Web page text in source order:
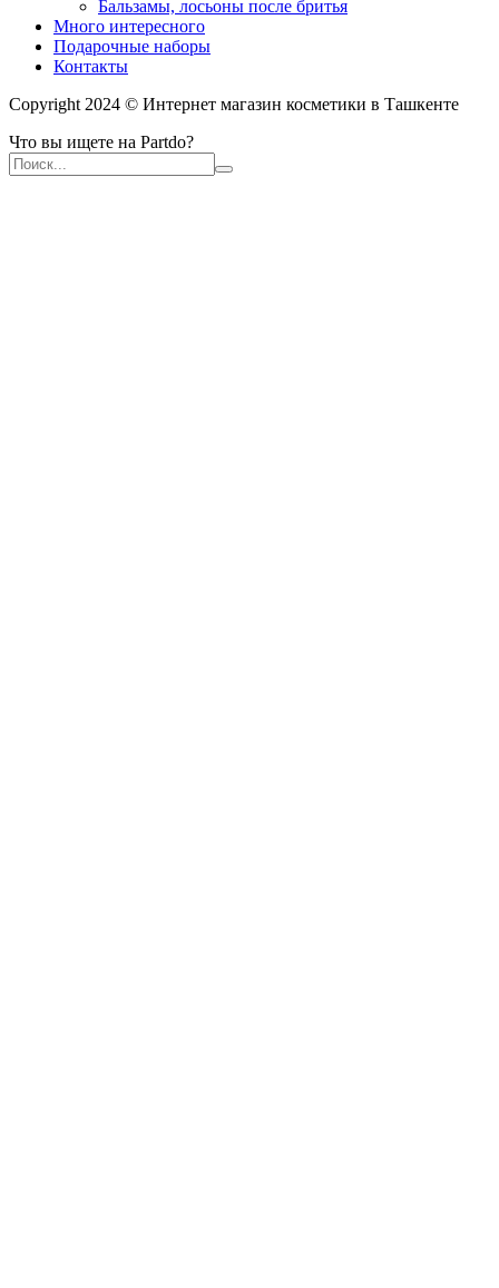
Бальзамы, лосьоны после бритья
Много интересного
Подарочные наборы
Контакты
Copyright 2024 © Интернет магазин косметики в Ташкенте
Что вы ищете на Partdo?